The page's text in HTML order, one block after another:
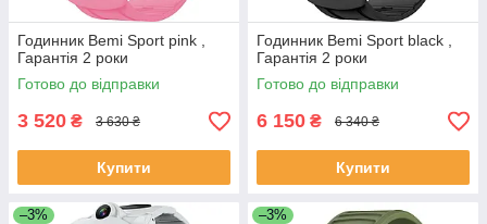
Годинник Bemi Sport pink ,
Гарантія 2 роки
Готово до відправки
3 520 ₴ 3 630 ₴
Купити
Годинник Bemi Sport black ,
Гарантія 2 роки
Готово до відправки
6 150 ₴ 6 340 ₴
Купити
–3% –3%